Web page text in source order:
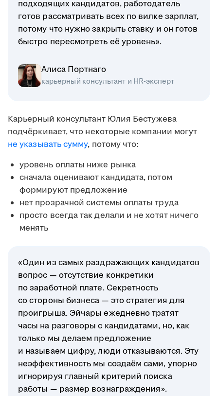
подходящих кандидатов, работодатель
готов рассматривать всех по вилке зарплат,
потому что нужно закрыть ставку и он готов
быстро пересмотреть её уровень».
Алиса Портнаго
карьерный консультант и HR-эксперт
Карьерный консультант Юлия Бестужева
подчёркивает, что некоторые компании могут
не указывать сумму, потому что:
уровень оплаты ниже рынка
сначала оценивают кандидата, потом
формируют предложение
нет прозрачной системы оплаты труда
просто всегда так делали и не хотят ничего
менять
«Один из самых раздражающих кандидатов
вопрос — отсутствие конкретики
по заработной плате. Секретность
со стороны бизнеса — это стратегия для
проигрыша. Эйчары ежедневно тратят
часы на разговоры с кандидатами, но, как
только мы делаем предложение
и называем цифру, люди отказываются. Эту
неэффективность мы создаём сами, упорно
игнорируя главный критерий поиска
работы — размер вознаграждения».